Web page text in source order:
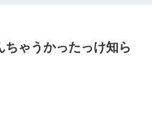
ゃうかったっけ知ら